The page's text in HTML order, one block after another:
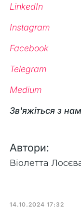
LinkedIn
Instagram
Facebook
Telegram
Medium
Зв'яжіться з
Автори:
Віолетта
14.10.2024 17:32